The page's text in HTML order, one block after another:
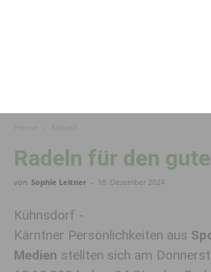
Radeln für den
von Sophie Leitner - 18. Dezember 2024
Kühnsdorf -
Kärntner Persönlichkeiten aus
Medien stellten sich am